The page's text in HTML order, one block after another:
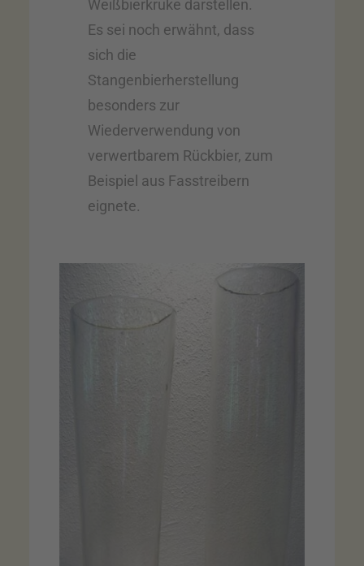
Weißbierkruke darstellen.
Es sei noch erwähnt, dass
sich die
Stangenbierherstellung
besonders zur
Wiederverwendung von
verwertbarem Rückbier, zum
Beispiel aus Fasstreibern
eignete.